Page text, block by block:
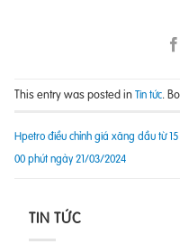
TIN TỨC
This entry was posted inTin tức.
Hpetro điều chỉnh giá xăng dầu từ
00 phút ngày 21/03/2024